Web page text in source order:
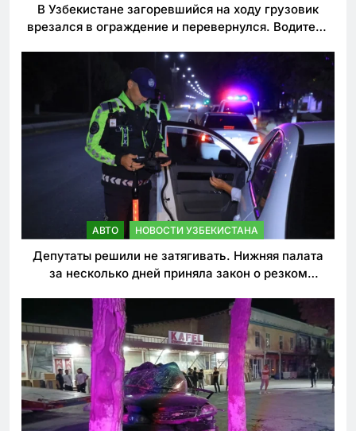
В Узбекистане загоревшийся на ходу грузовик
врезался в ограждение и перевернулся. Водитель
АВТО НОВОСТИ УЗБЕКИСТАНА
Депутаты решили не затягивать. Нижняя палата
за несколько дней приняла закон о резком